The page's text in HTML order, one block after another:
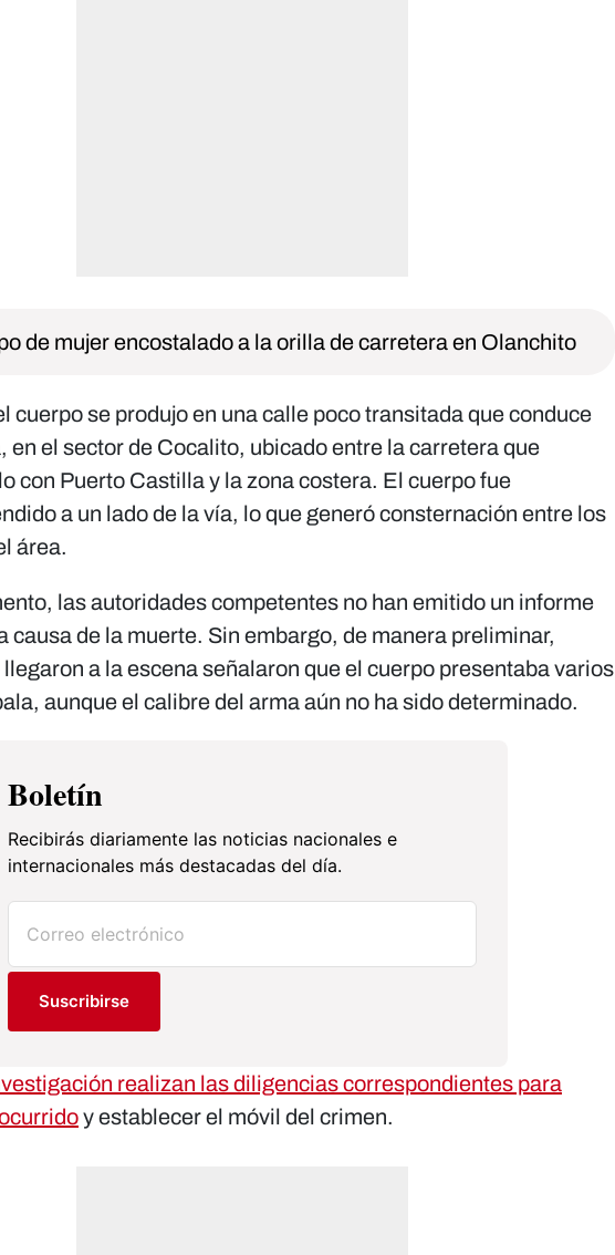
de mujer encostalado a la orilla de carretera en Olanchito
cuerpo se produjo en una calle poco transitada que conduce
en el sector de Cocalito, ubicado entre la carretera que
con Puerto Castilla y la zona costera. El cuerpo fue
a un lado de la vía, lo que generó consternación entre los
área.
las autoridades competentes no han emitido un informe
causa de la muerte. Sin embargo, de manera preliminar,
a la escena señalaron que el cuerpo presentaba varios
aunque el calibre del arma aún no ha sido determinado.
Boletín
Recibirás diariamente las noticias nacionales e
internacionales más destacadas del día.
Suscribirse
realizan las diligencias correspondientes para
y establecer el móvil del crimen.